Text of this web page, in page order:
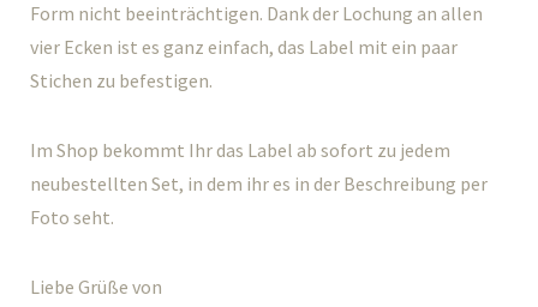
Form nicht beeinträchtigen. Dank der Lochung an allen
vier Ecken ist es ganz einfach, das Label mit ein paar
Stichen zu befestigen.
Im Shop bekommt Ihr das Label ab sofort zu jedem
neubestellten Set, in dem ihr es in der Beschreibung per
Foto seht.
Liebe Grüße von